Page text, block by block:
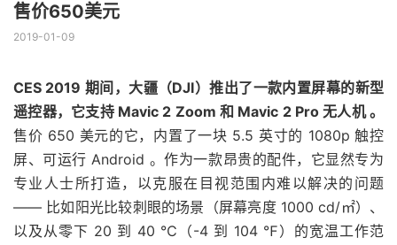
售价650美元
2019-01-09
CES 2019 期间，大疆（DJI）推出了一款内置屏幕的新型
遥控器，它支持 Mavic 2 Zoom 和 Mavic 2 Pro 无人机 。
售价 650 美元的它，内置了一块 5.5 英寸的 1080p 触控
屏、可运行 Android 。作为一款昂贵的配件，它显然专为
专业人士所打造，以克服在目视范围内难以解决的问题
—— 比如阳光比较刺眼的场景（屏幕亮度 1000 cd/㎡）、
以及从零下 20 到 40 ℃（-4 到 104 ℉）的宽温工作范